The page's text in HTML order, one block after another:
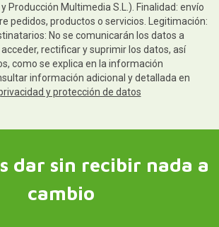
Producción Multimedia S.L.). Finalidad: envío
pedidos, productos o servicios. Legitimación:
No se comunicarán los datos a
rectificar y suprimir los datos, así
como se explica en la información
información adicional y detallada en
y protección de datos
dar sin recibir nada a
cambio